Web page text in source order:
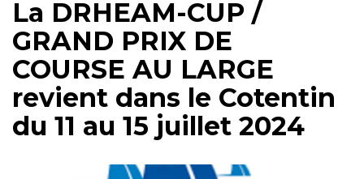
La DRHEAM-CUP /
GRAND PRIX DE
COURSE AU LARGE
revient dans le Cotentin
du 11 au 15 juillet 2024